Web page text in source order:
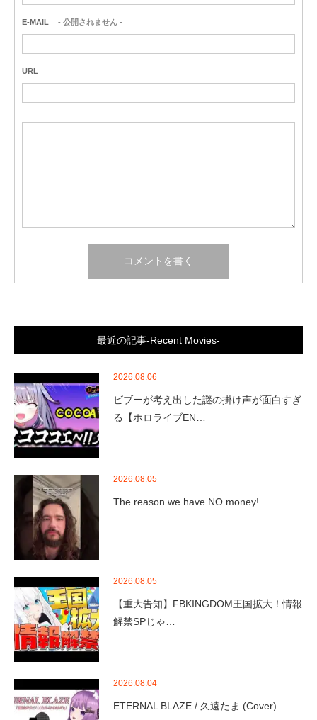
E-MAIL - 公開されません -
URL
最近の記事-Recent Movies-
2026.08.06
ビブーが考え出した謎の掛け声が面白すぎ
る【ホロライブEN…
2026.08.05
The reason we have NO money!…
2026.08.05
【重大告知】FBKINGDOM王国拡大！情報
解禁SPじゃ…
2026.08.04
ETERNAL BLAZE / 久遠たま (Cover)…